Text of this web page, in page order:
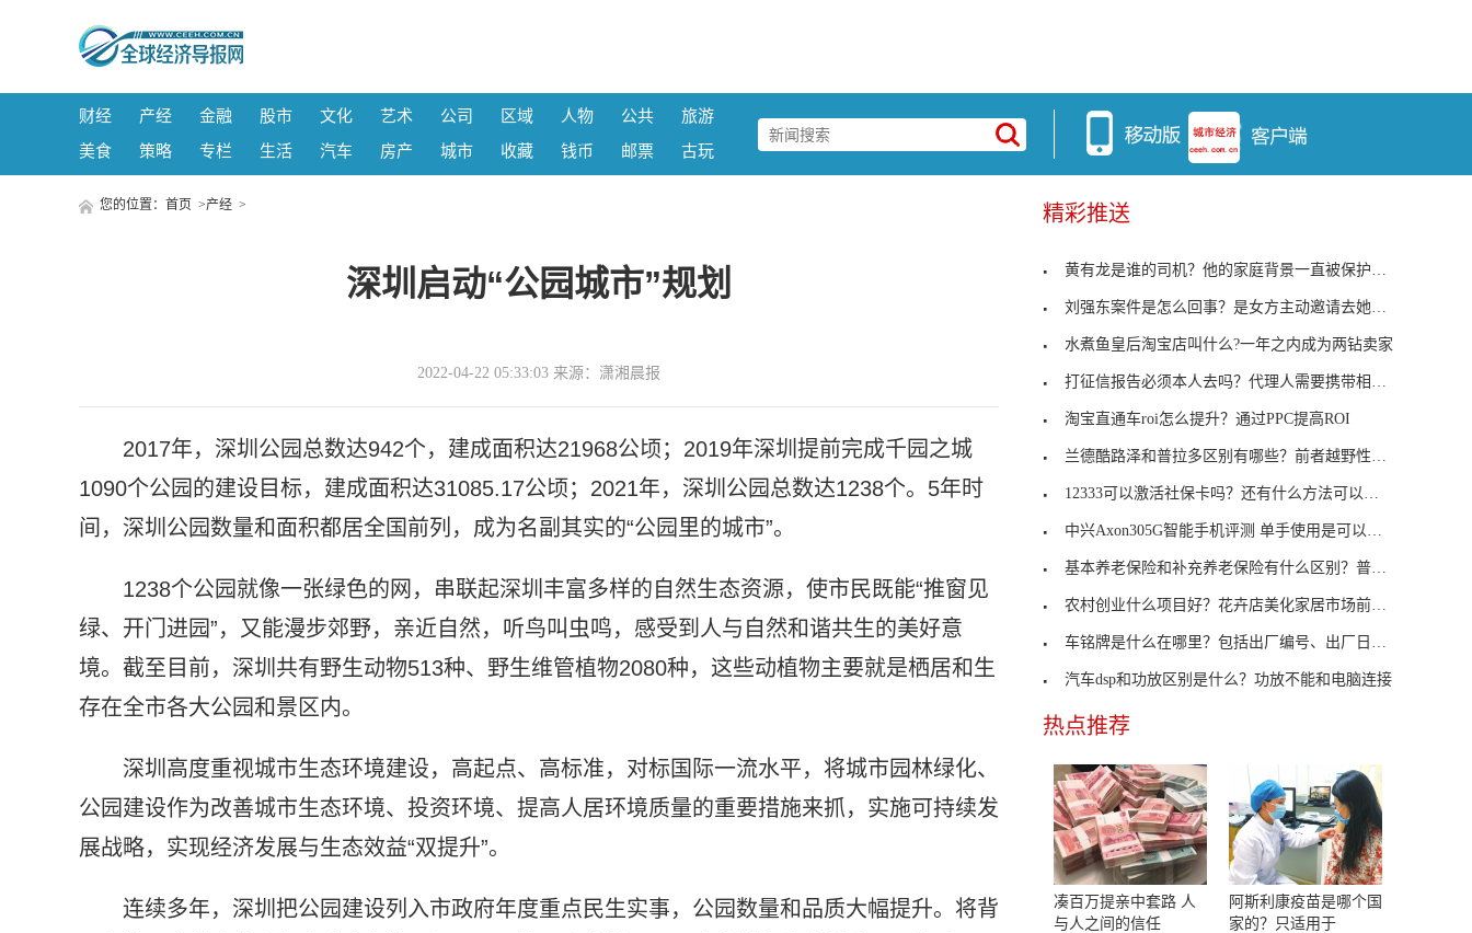
财经 产经 金融 股市 文化 艺术 公司 区域 人物 公共
旅游
美食
策略 专栏 生活 汽车 房产 城市 收藏 钱币 邮票 古玩
您的位置： 首页 >产经 >
深圳启动“公园城市”规划
2022-04-22 05:33:03 来源：潇湘晨报
2017年，深圳公园总数达942个，建成面积达21968公顷；2019年深圳提前完成千园之城
1090个公园的建设目标，建成面积达31085.17公顷；2021年，深圳公园总数达1238个。5年时
间，深圳公园数量和面积都居全国前列，成为名副其实的“公园里的城市”。
1238个公园就像一张绿色的网，串联起深圳丰富多样的自然生态资源，使市民既能“推窗见
绿、开门进园”，又能漫步郊野，亲近自然，听鸟叫虫鸣，感受到人与自然和谐共生的美好意
境。截至目前，深圳共有野生动物513种、野生维管植物2080种，这些动植物主要就是栖居和生
存在全市各大公园和景区内。
深圳高度重视城市生态环境建设，高起点、高标准，对标国际一流水平，将城市园林绿化、
公园建设作为改善城市生态环境、投资环境、提高人居环境质量的重要措施来抓，实施可持续发
展战略，实现经济发展与生态效益“双提升”。
连续多年，深圳把公园建设列入市政府年度重点民生实事，公园数量和品质大幅提升。将背
精彩推送
黄有龙是谁的司机？他的家庭背景一直被保护的很好
刘强东案件是怎么回事？是女方主动邀请去她的公寓
水煮鱼皇后淘宝店叫什么?一年之内成为两钻卖家
打征信报告必须本人去吗？代理人需要携带相关资料
淘宝直通车roi怎么提升？通过PPC提高ROI
兰德酷路泽和普拉多区别有哪些？前者越野性更加强大
12333可以激活社保卡吗？还有什么方法可以激活社保
中兴Axon305G智能手机评测 单手使用是可以管理的
基本养老保险和补充养老保险有什么区别？普及程度不
农村创业什么项目好？花卉店美化家居市场前景广阔
车铭牌是什么在哪里？包括出厂编号、出厂日期及厂名
汽车dsp和功放区别是什么？功放不能和电脑连接
热点推荐
凑百万提亲中套路 人
与人之间的信任
阿斯利康疫苗是哪个国
家的？只适用于